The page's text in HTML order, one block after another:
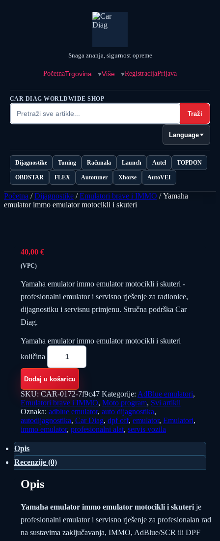
Snaga znanja, sigurnost opreme
PočetnaTrgovina Više RegistracijaPrijava
CAR DIAG WORLDWIDE SHOP
Traži
Language
Dijagnostike Tuning Računala Launch Autel TOPDON
OBDSTAR FLEX Autotuner Xhorse AutoVEI
Početna /Dijagnostike /Emulatori brave i IMMO / Yamaha
emulator immo emulator motocikli i skuteri
40,00 €
(VPC)
Yamaha emulator immo emulator motocikli i skuteri -
profesionalni emulator i servisno rješenje za radionice,
dijagnostiku i servisnu primjenu. Stručna podrška Car
Diag.
Yamaha emulator immo emulator motocikli i skuteri
količina
Dodaj u košaricu
SKU: CAR-0172-7f9c47 Kategorije: AdBlue emulatori,
Emulatori brave i IMMO, Moto program, Svi artikli
Oznaka: adblue emulator, auto dijagnostika,
autodijagnostika, Car Diag, dpf off, emulator, Emulatori,
immo emulator, profesionalni alat, servis vozila
Opis
Recenzije (0)
Opis
Yamaha emulator immo emulator motocikli i skuteri je
profesionalni emulator i servisno rješenje za profesionalan rad
na sustavima zaključavanja, IMMO, AdBlue/SCR ili DPF